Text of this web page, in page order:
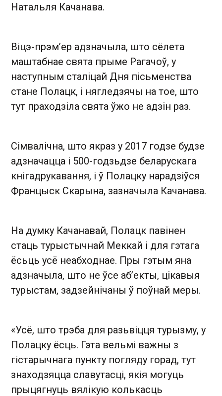
Натальля Качанава.
Віцэ-прэмʼер адзначыла, што сёлета
маштабнае свята прыме Рагачоў, у
наступным сталіцай Дня пісьменства
стане Полацк, і нягледзячы на тое, што
тут праходзіла свята ўжо не адзін раз.
Сімвалічна, што якраз у 2017 годзе будзе
адзначацца і 500-годзьдзе беларускага
кнігадрукавання, і ў Полацку нарадзіўся
Францыск Скарына, зазначыла Качанава.
На думку Качанавай, Полацк павінен
стаць турыстычнай Меккай і для гэтага
ёсьць усё неабходнае. Пры гэтым яна
адзначыла, што не ўсе абʼекты, цікавыя
турыстам, задзейнічаны ў поўнай меры.
«Усё, што трэба для разьвіцця турызму, у
Полацку ёсць. Гэта вельмі важны з
гістарычнага пункту погляду горад, тут
знаходзяцца славутасці, якія могуць
прыцягнуць вялікую колькасць